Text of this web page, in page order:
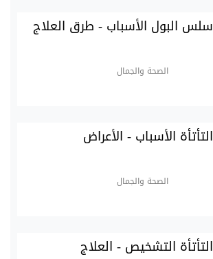
سلس البول الأسباب - طرق العلاج
الصحة والجمال
التأتأة الأسباب - الأعراض
الصحة والجمال
التأتأة التشخيص - العلاج